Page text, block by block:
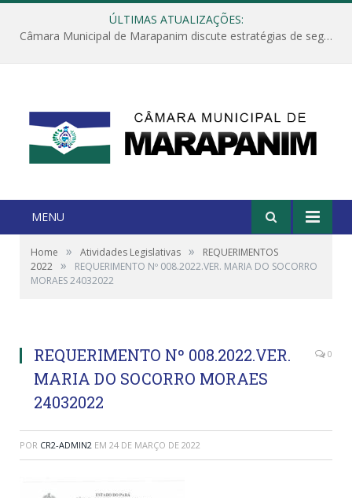
ÚLTIMAS ATUALIZAÇÕES:
Câmara Municipal de Marapanim discute estratégias de segurança com autoridades e poder executivo
MENU
Home » Atividades Legislativas »
REQUERIMENTOS
2022 »
REQUERIMENTO Nº 008.2022.VER. MARIA DO SOCORRO
MORAES 24032022
REQUERIMENTO Nº 008.2022.VER.
MARIA DO SOCORRO MORAES
24032022
0
POR CR2-ADMIN2 EM 24 DE MARÇO DE 2022